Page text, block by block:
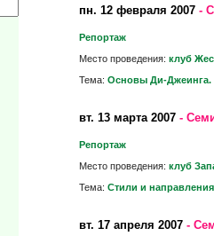
пн. 12 февраля 2007-
Репортаж
Место проведения: клуб
Тема: Основы Ди-Джеинга.
вт. 13 марта 2007-
Репортаж
Место проведения: клуб
Тема: Стили и
вт. 17 апреля 2007-